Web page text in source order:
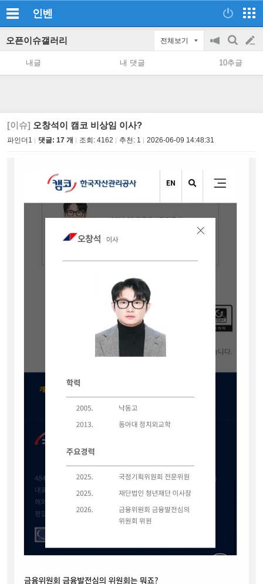
인벤
오픈이슈갤러리 전체보기
공
지
on/off
검
색
글
쓰
내글 내 댓글 10추글
[이슈] 오창석이 캠코 비상임 이사?
파인더1 댓글: 17 개 조회: 4162 추천: 1 2026-06-09 14:48:31